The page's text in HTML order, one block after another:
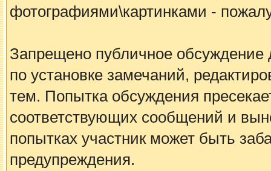
фотографиями\картинками -
Запрещено публичное обсуждение
по установке замечаний,
тем. Попытка обсуждения
соответствующих сообщений и
попытках участник может быть
предупреждения.